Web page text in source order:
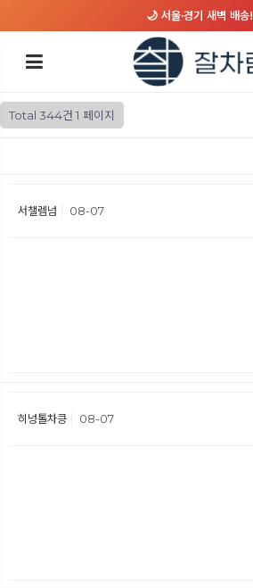
🌙 서울·경기 새벽 배송!
Total 344건 1 페이지
서챌렘넘 08-07
히넝톨차킁 08-07